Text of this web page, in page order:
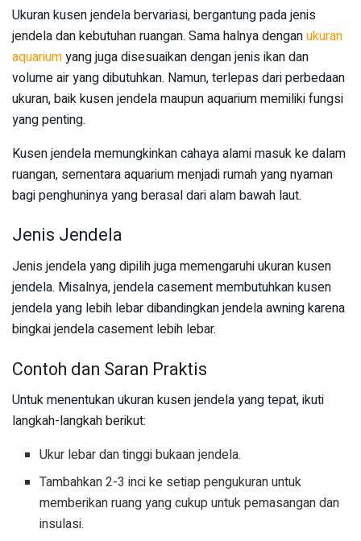
Ukuran kusen jendela bervariasi, bergantung pada jenis
jendela dan kebutuhan ruangan. Sama halnya denganukuran
aquariumyang juga disesuaikan dengan jenis ikan dan
volume air yang dibutuhkan. Namun, terlepas dari perbedaan
ukuran, baik kusen jendela maupun aquarium memiliki fungsi
yang penting.
Kusen jendela memungkinkan cahaya alami masuk ke dalam
ruangan, sementara aquarium menjadi rumah yang nyaman
bagi penghuninya yang berasal dari alam bawah laut.
Jenis Jendela
Jenis jendela yang dipilih juga memengaruhi ukuran kusen
jendela. Misalnya, jendela casement membutuhkan kusen
jendela yang lebih lebar dibandingkan jendela awning karena
bingkai jendela casement lebih lebar.
Contoh dan Saran Praktis
Untuk menentukan ukuran kusen jendela yang tepat, ikuti
langkah-langkah berikut:
Ukur lebar dan tinggi bukaan jendela.
Tambahkan 2-3 inci ke setiap pengukuran untuk
memberikan ruang yang cukup untuk pemasangan dan
insulasi.